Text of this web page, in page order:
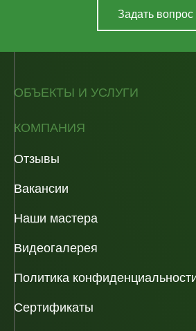
Задать вопрос
ОБЪЕКТЫ И УСЛУГИ
КОМПАНИЯ
Отзывы
Вакансии
Наши мастера
Видеогалерея
Политика
Сертификаты